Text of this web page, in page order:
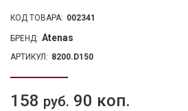
КОД ТОВАРА: 002341
БРЕНД: Atenas
АРТИКУЛ: 8200.D150
158 руб. 90 коп.